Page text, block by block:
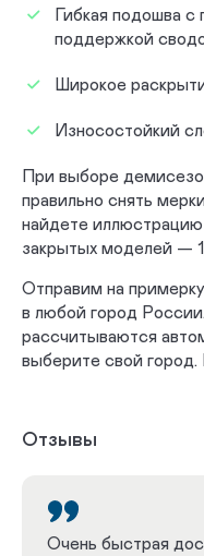
Гибкая подошва с
поддержкой
Широкое
Износостойкий
При выборе
правильно снять
найдете
закрытых моделей —
Отправим на
в любой город
рассчитываются
выберите свой город.
Отзывы
Очень быстрая